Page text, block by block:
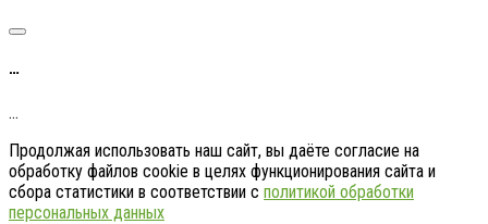
…
…
Продолжая использовать наш сайт, вы даёте согласие на
обработку файлов cookie в целях функционирования сайта и
сбора статистики в соответствии с политикой обработки
персональных данных